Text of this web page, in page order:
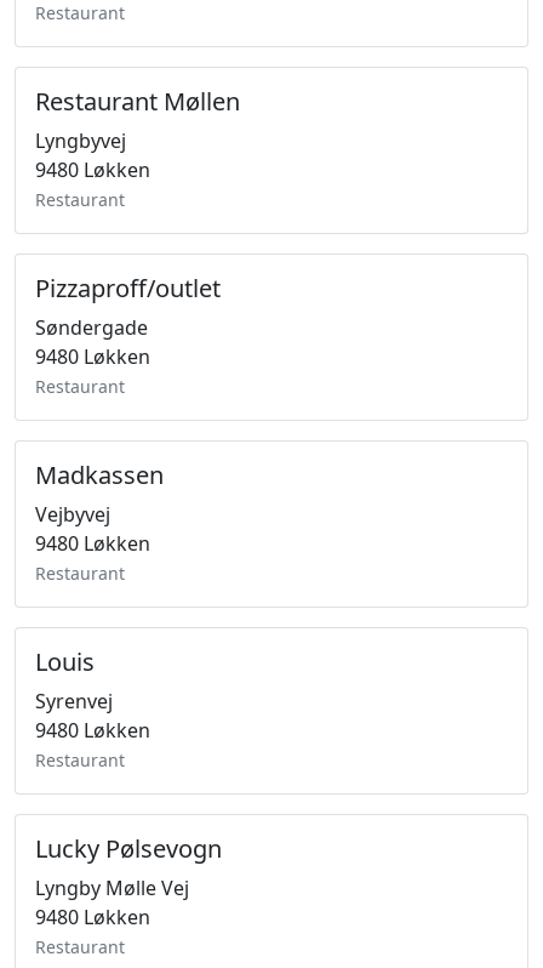
Restaurant
Restaurant Møllen
Lyngbyvej
9480 Løkken
Restaurant
Pizzaproff/outlet
Søndergade
9480 Løkken
Restaurant
Madkassen
Vejbyvej
9480 Løkken
Restaurant
Louis
Syrenvej
9480 Løkken
Restaurant
Lucky Pølsevogn
Lyngby Mølle Vej
9480 Løkken
Restaurant